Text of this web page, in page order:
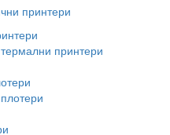
принтери
принтери